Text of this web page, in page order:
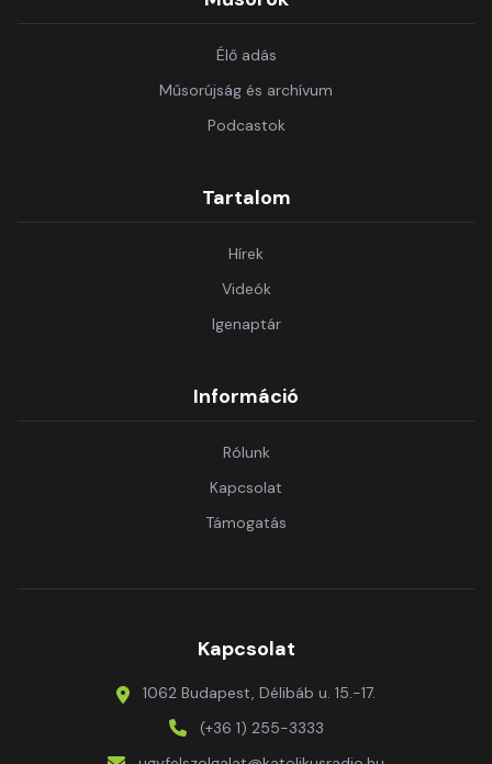
Élő adás
Műsorújság és archívum
Podcastok
Tartalom
Hírek
Videók
Igenaptár
Információ
Rólunk
Kapcsolat
Támogatás
Kapcsolat
1062 Budapest, Délibáb u. 15.-17.
(+36 1) 255-3333